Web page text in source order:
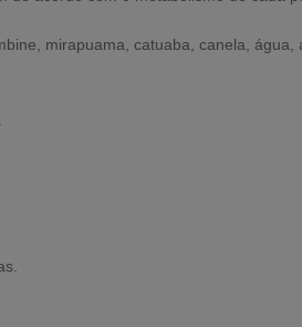
mirapuama, catuaba, canela, água,